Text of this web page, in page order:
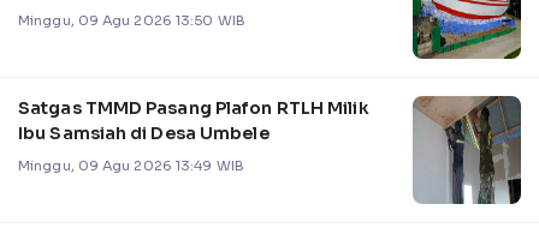
Minggu, 09 Agu 2026 13:50 WIB
Satgas TMMD Pasang Plafon RTLH Milik
Ibu Samsiah di Desa Umbele
Minggu, 09 Agu 2026 13:49 WIB